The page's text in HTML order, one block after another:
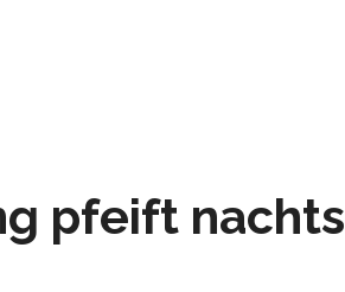
pfeift nachts